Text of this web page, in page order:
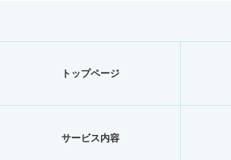
トップページ
サービス内容